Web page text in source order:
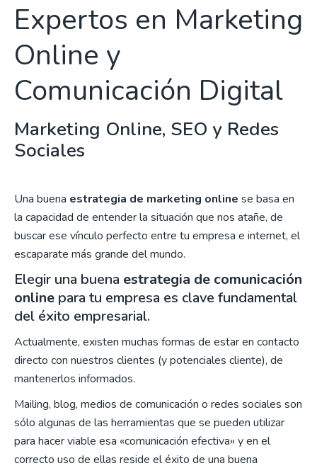
Expertos en Marketing
Online y
Comunicación Digital
Marketing Online, SEO y Redes
Sociales
Una buena estrategia de marketing online se basa en
la capacidad de entender la situación que nos atañe, de
buscar ese vínculo perfecto entre tu empresa e internet, el
escaparate más grande del mundo.
Elegir una buena estrategia de comunicación
online para tu empresa es clave fundamental
del éxito empresarial.
Actualmente, existen muchas formas de estar en contacto
directo con nuestros clientes (y potenciales cliente), de
mantenerlos informados.
Mailing, blog, medios de comunicación o redes sociales son
sólo algunas de las herramientas que se pueden utilizar
para hacer viable esa «comunicación efectiva» y en el
correcto uso de ellas reside el éxito de una buena